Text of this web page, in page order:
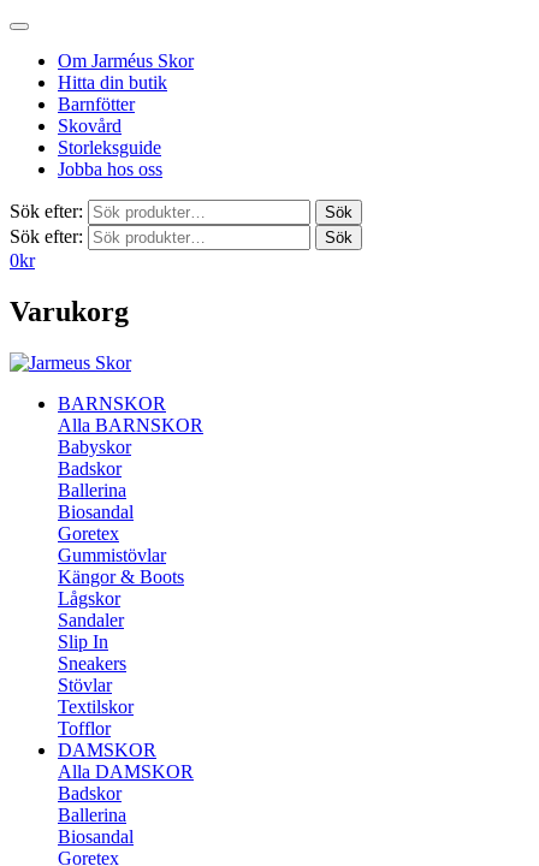
Om Jarméus Skor
Hitta din butik
Barnfötter
Skovård
Storleksguide
Jobba hos oss
Sök efter: Sök
Sök efter: Sök
0kr
Varukorg
BARNSKOR
Alla BARNSKOR
Babyskor
Badskor
Ballerina
Biosandal
Goretex
Gummistövlar
Kängor & Boots
Lågskor
Sandaler
Slip In
Sneakers
Stövlar
Textilskor
Tofflor
DAMSKOR
Alla DAMSKOR
Badskor
Ballerina
Biosandal
Goretex